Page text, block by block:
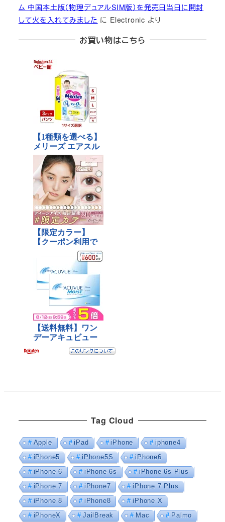
ム 中国本土版（物理デュアルSIM版）を発売日当日に開封
して火を入れてみました に Electronic より
お買い物はこちら
Tag Cloud
Apple iPad iPhone
iphone4
iPhone5
iPhone5S
iPhone6
iPhone 6
iPhone 6s
iPhone 6s Plus
iPhone 7
iPhone7
iPhone 7 Plus
iPhone 8
iPhone8
iPhone X
iPhoneX
JailBreak Mac
Palmo